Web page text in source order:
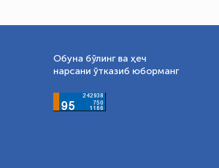
Обуна бўлинг ва ҳеч
нарсани ўтказиб юборманг